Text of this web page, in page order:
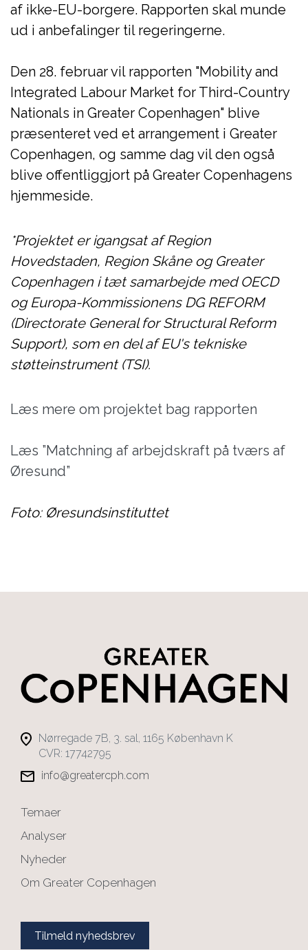
af ikke-EU-borgere. Rapporten skal munde
ud i anbefalinger til regeringerne.
Den 28. februar vil rapporten "Mobility and
Integrated Labour Market for Third-Country
Nationals in Greater Copenhagen" blive
præsenteret ved et arrangement i Greater
Copenhagen, og samme dag vil den også
blive offentliggjort på Greater Copenhagens
hjemmeside.
*Projektet er igangsat af Region
Hovedstaden, Region Skåne og Greater
Copenhagen i tæt samarbejde med OECD
og Europa-Kommissionens DG REFORM
(Directorate General for Structural Reform
Support), som en del af EU's tekniske
støtteinstrument (TSI).
Læs mere om projektet bag rapporten
Læs ”Matchning af arbejdskraft på tværs af
Øresund”
Foto: Øresundsinstituttet
Nørregade 7B, 3. sal, 1165 København K
CVR: 17742795
info@greatercph.com
Temaer
Analyser
Nyheder
Om Greater Copenhagen
Tilmeld nyhedsbrev